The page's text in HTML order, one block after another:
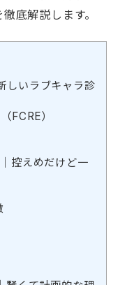
底解説します。
しいラブキャラ診
FCRE）
控えめだけど一